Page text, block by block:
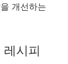
개선하는
시피